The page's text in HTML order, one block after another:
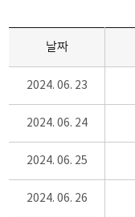
날짜
2024. 06. 23
2024. 06. 24
2024. 06. 25
2024. 06. 26